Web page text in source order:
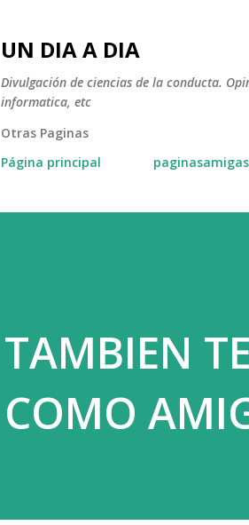
UN DIA A DIA
Divulgación de ciencias de la conducta.
informatica, etc
Otras Paginas
Página principal
paginasamigas
TAMBIEN
COMO